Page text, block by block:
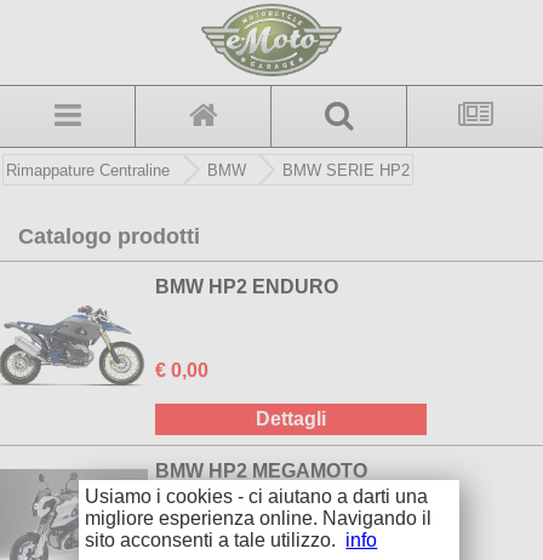
Rimappature Centraline BMW BMW SERIE HP2
Catalogo prodotti
BMW HP2 ENDURO
€ 0,00
Dettagli
BMW HP2 MEGAMOTO
Usiamo i cookies - ci aiutano a darti una
migliore esperienza online. Navigando il
sito acconsenti a tale utilizzo. info